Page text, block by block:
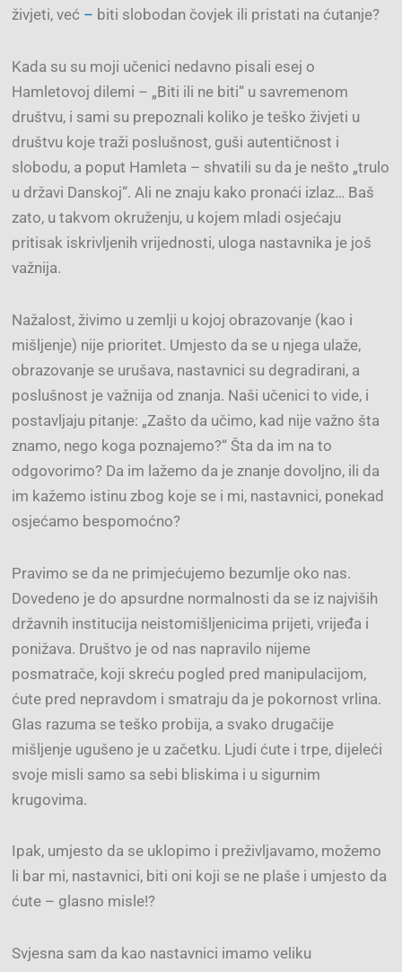
živjeti, već – biti slobodan čovjek ili pristati na ćutanje?
Kada su su moji učenici nedavno pisali esej o
Hamletovoj dilemi – „Biti ili ne biti“ u savremenom
društvu, i sami su prepoznali koliko je teško živjeti u
društvu koje traži poslušnost, guši autentičnost i
slobodu, a poput Hamleta – shvatili su da je nešto „trulo
u državi Danskoj“. Ali ne znaju kako pronaći izlaz… Baš
zato, u takvom okruženju, u kojem mladi osjećaju
pritisak iskrivljenih vrijednosti, uloga nastavnika je još
važnija.
Nažalost, živimo u zemlji u kojoj obrazovanje (kao i
mišljenje) nije prioritet. Umjesto da se u njega ulaže,
obrazovanje se urušava, nastavnici su degradirani, a
poslušnost je važnija od znanja. Naši učenici to vide, i
postavljaju pitanje: „Zašto da učimo, kad nije važno šta
znamo, nego koga poznajemo?“ Šta da im na to
odgovorimo? Da im lažemo da je znanje dovoljno, ili da
im kažemo istinu zbog koje se i mi, nastavnici, ponekad
osjećamo bespomoćno?
Pravimo se da ne primjećujemo bezumlje oko nas.
Dovedeno je do apsurdne normalnosti da se iz najviših
državnih institucija neistomišljenicima prijeti, vrijeđa i
ponižava. Društvo je od nas napravilo nijeme
posmatrače, koji skreću pogled pred manipulacijom,
ćute pred nepravdom i smatraju da je pokornost vrlina.
Glas razuma se teško probija, a svako drugačije
mišljenje ugušeno je u začetku. Ljudi ćute i trpe, dijeleći
svoje misli samo sa sebi bliskima i u sigurnim
krugovima.
Ipak, umjesto da se uklopimo i preživljavamo, možemo
li bar mi, nastavnici, biti oni koji se ne plaše i umjesto da
ćute – glasno misle!?
Svjesna sam da kao nastavnici imamo veliku